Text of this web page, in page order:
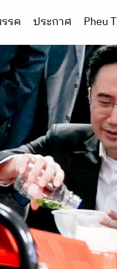
รค ประกาศ Pheu